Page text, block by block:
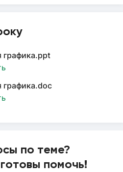
графика.ppt
графика.doc
по теме?
помочь!